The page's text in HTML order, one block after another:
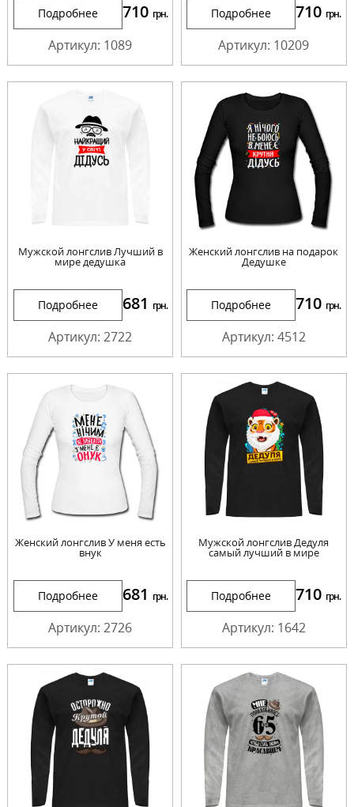
Подробнее 710 грн.
Артикул: 1089
Подробнее 710 грн.
Артикул: 10209
Мужской лонгслив Лучший в
мире дедушка
Подробнее 681 грн.
Артикул: 2722
Женский лонгслив на подарок
Дедушке
Подробнее 710 грн.
Артикул: 4512
Женский лонгслив У меня есть
внук
Подробнее 681 грн.
Артикул: 2726
Мужской лонгслив Дедуля
самый лучший в мире
Подробнее 710 грн.
Артикул: 1642